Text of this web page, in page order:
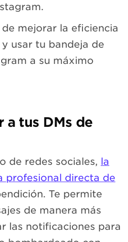
mejorar la eficiencia
usar tu bandeja de
a su máximo
a tus DMs de
de redes sociales, la
profesional directa de
Te permite
de manera más
las notificaciones para